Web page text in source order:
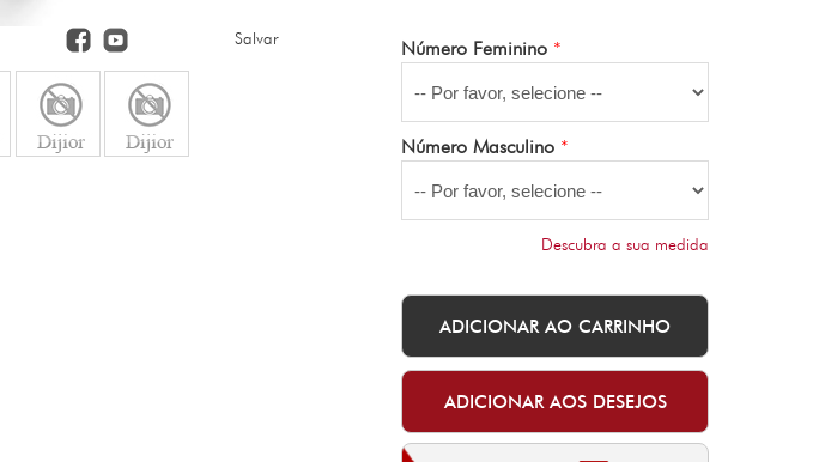
Salvar Número Feminino *
Número Masculino *
Descubra a sua medida